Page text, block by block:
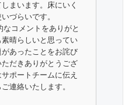
まいます。床にいく
づらいです。
コメントをありがと
晴らしいと思ってい
あったことをお詫び
だきありがとうござ
ポートチームに伝え
連絡いたします。